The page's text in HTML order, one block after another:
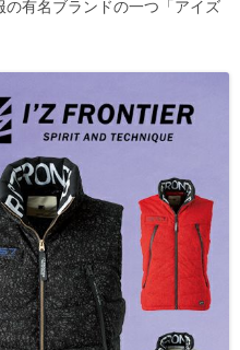
有名ブランドの一つ「アイズ